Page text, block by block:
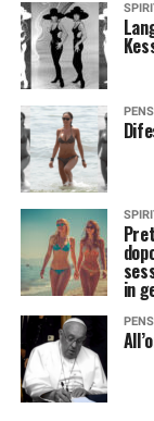
in